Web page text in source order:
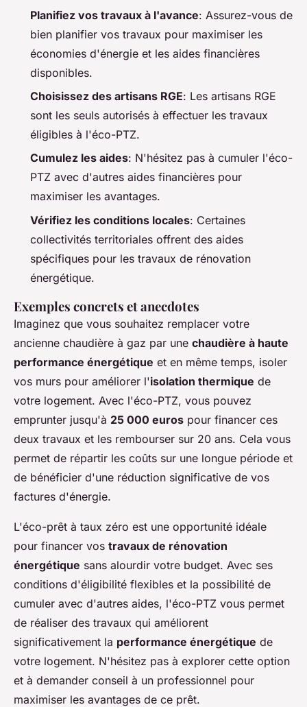
Planifiez vos travaux à l'avance: Assurez-vous de
bien planifier vos travaux pour maximiser les
économies d'énergie et les aides financières
disponibles.
Choisissez des artisans RGE: Les artisans RGE
sont les seuls autorisés à effectuer les travaux
éligibles à l'éco-PTZ.
Cumulez les aides: N'hésitez pas à cumuler l'éco-
PTZ avec d'autres aides financières pour
maximiser les avantages.
Vérifiez les conditions locales: Certaines
collectivités territoriales offrent des aides
spécifiques pour les travaux de rénovation
énergétique.
Exemples concrets et anecdotes
Imaginez que vous souhaitez remplacer votre
ancienne chaudière à gaz par une chaudière à haute
performance énergétique et en même temps, isoler
vos murs pour améliorer l'isolation thermique de
votre logement. Avec l'éco-PTZ, vous pouvez
emprunter jusqu'à 25 000 euros pour financer ces
deux travaux et les rembourser sur 20 ans. Cela vous
permet de répartir les coûts sur une longue période et
de bénéficier d'une réduction significative de vos
factures d'énergie.
L'éco-prêt à taux zéro est une opportunité idéale
pour financer vos travaux de rénovation
énergétique sans alourdir votre budget. Avec ses
conditions d'éligibilité flexibles et la possibilité de
cumuler avec d'autres aides, l'éco-PTZ vous permet
de réaliser des travaux qui améliorent
significativement la performance énergétique de
votre logement. N'hésitez pas à explorer cette option
et à demander conseil à un professionnel pour
maximiser les avantages de ce prêt.